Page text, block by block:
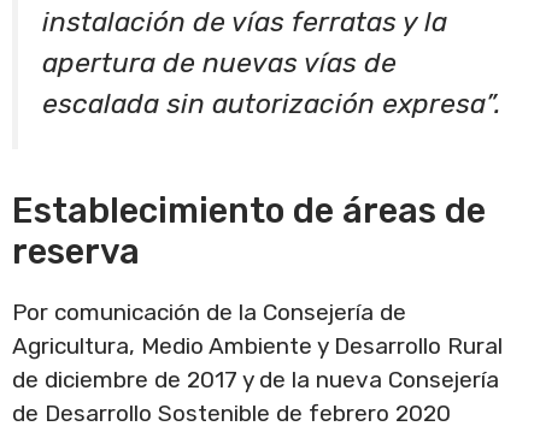
instalación de vías ferratas y la
apertura de nuevas vías de
escalada sin autorización expresa”.
Establecimiento de áreas de
reserva
Por comunicación de la Consejería de
Agricultura, Medio Ambiente y Desarrollo Rural
de diciembre de 2017 y de la nueva Consejería
de Desarrollo Sostenible de febrero 2020